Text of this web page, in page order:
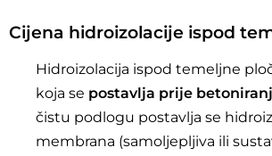
Cijena hidroizolacije ispod
Hidroizolacija ispod temeljne
koja se postavlja prije
čistu podlogu postavlja se
membrana (samoljepljiva ili